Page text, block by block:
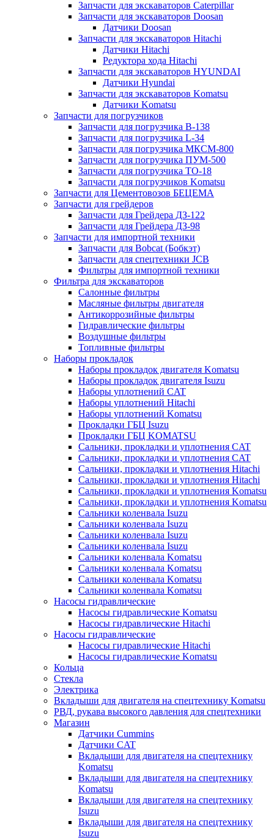
Запчасти для экскаваторов Caterpillar
Запчасти для экскаваторов Doosan
Датчики Doosan
Запчасти для экскаваторов Hitachi
Датчики Hitachi
Редуктора хода Hitachi
Запчасти для экскаваторов HYUNDAI
Датчики Hyundai
Запчасти для экскаваторов Komatsu
Датчики Komatsu
Запчасти для погрузчиков
Запчасти для погрузчика B-138
Запчасти для погрузчика L-34
Запчасти для погрузчика МКСМ-800
Запчасти для погрузчика ПУМ-500
Запчасти для погрузчика ТО-18
Запчасти для погрузчиков Komatsu
Запчасти для Цементовозов БЕЦЕМА
Запчасти для грейдеров
Запчасти для Грейдера ДЗ-122
Запчасти для Грейдера ДЗ-98
Запчасти для импортной техники
Запчасти для Bobcat (Бобкэт)
Запчасти для спецтехники JCB
Фильтры для импортной техники
Фильтра для экскаваторов
Салонные фильтры
Масляные фильтры двигателя
Антикоррозийные фильтры
Гидравлические фильтры
Воздушные фильтры
Топливные фильтры
Наборы прокладок
Наборы прокладок двигателя Komatsu
Наборы прокладок двигателя Isuzu
Наборы уплотнений CAT
Наборы уплотнений Hitachi
Наборы уплотнений Komatsu
Прокладки ГБЦ Isuzu
Прокладки ГБЦ KOMATSU
Сальники, прокладки и уплотнения CAT
Сальники, прокладки и уплотнения CAT
Сальники, прокладки и уплотнения Hitachi
Сальники, прокладки и уплотнения Hitachi
Сальники, прокладки и уплотнения Komatsu
Сальники, прокладки и уплотнения Komatsu
Сальники коленвала Isuzu
Сальники коленвала Isuzu
Сальники коленвала Isuzu
Сальники коленвала Isuzu
Сальники коленвала Komatsu
Сальники коленвала Komatsu
Сальники коленвала Komatsu
Сальники коленвала Komatsu
Насосы гидравлические
Насосы гидравлические Komatsu
Насосы гидравлические Hitachi
Насосы гидравлические
Насосы гидравлические Hitachi
Насосы гидравлические Komatsu
Кольца
Стекла
Электрика
Вкладыши для двигателя на спецтехнику Komatsu
РВД, рукава высокого давления для спецтехники
Магазин
Датчики Cummins
Датчики CAT
Вкладыши для двигателя на спецтехнику
Komatsu
Вкладыши для двигателя на спецтехнику
Komatsu
Вкладыши для двигателя на спецтехнику
Isuzu
Вкладыши для двигателя на спецтехнику
Isuzu